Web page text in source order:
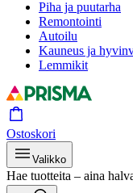
Piha ja puutarha
Remontointi
Autoilu
Kauneus ja
Lemmikit
Ostoskori
Valikko
Hae tuotteita – aina